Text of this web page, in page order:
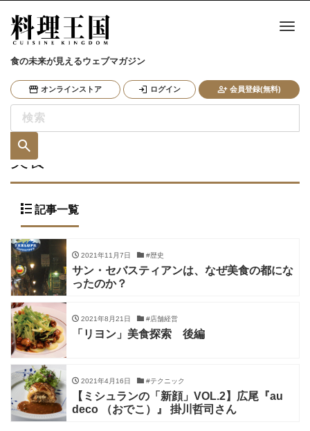
食の未来が見えるウェブマガジン
オンラインストア ログイン 会員登録(無料)
ナ
美食
記事一覧
2021年11月7日 #歴史
サン・セバスティアンは、なぜ美食の都にな
ったのか？
2021年8月21日 #店舗経営
「リヨン」美食探索 後編
2021年4月16日 #テクニック
【ミシュランの「新顔」VOL.2】広尾『au
deco （おでこ）』 掛川哲司さん